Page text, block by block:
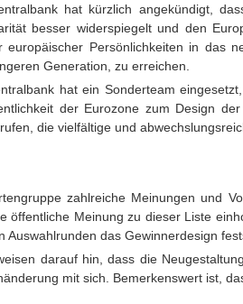
hat kürzlich angekündigt,
besser widerspiegelt und den
europäischer Persönlichkeiten in das
Generation, zu erreichen.
hat ein Sonderteam
der Eurozone zum Design
die vielfältige und
zahlreiche Meinungen und
öffentliche Meinung zu dieser Liste
Auswahlrunden das Gewinnerdesign
darauf hin, dass die
mit sich. Bemerkenswert ist,